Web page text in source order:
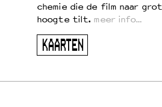
chemie die de film naar
hoogte tilt. meer info…
KAARTEN